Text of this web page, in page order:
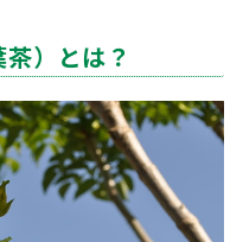
）とは？